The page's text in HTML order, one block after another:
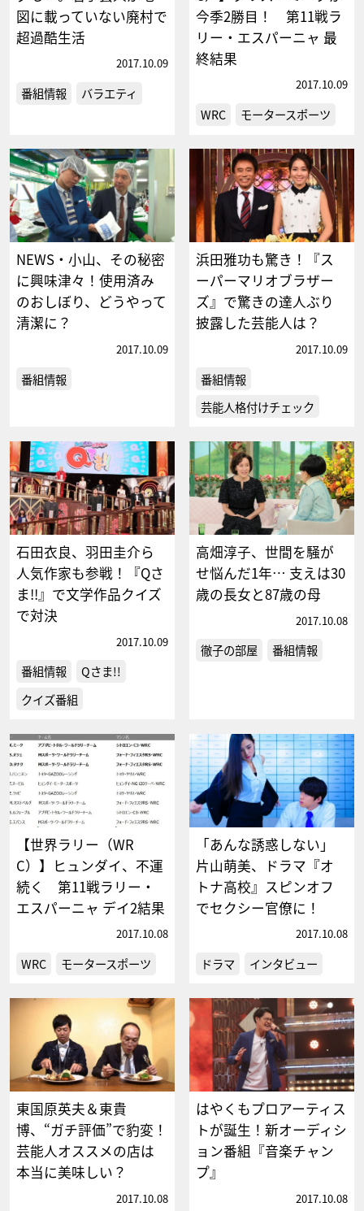
図に載っていない廃村で
超過酷生活
2017.10.09
番組情報 バラエティ
今季2勝目！ 第11戦ラ
リー・エスパーニャ 最
終結果
2017.10.09
WRC モータースポーツ
NEWS・小山、その秘密
に興味津々！使用済み
のおしぼり、どうやって
清潔に？
2017.10.09
番組情報
浜田雅功も驚き！『ス
ーパーマリオブラザー
ズ』で驚きの達人ぶり
披露した芸能人は？
2017.10.09
番組情報
芸能人格付けチェック
石田衣良、羽田圭介ら
人気作家も参戦！『Qさ
ま!!』で文学作品クイズ
で対決
2017.10.09
番組情報
Qさま!!
クイズ番組
高畑淳子、世間を騒が
せ悩んだ1年… 支えは30
歳の長女と87歳の母
2017.10.08
徹子の部屋 番組情報
【世界ラリー（WR
C）】ヒュンダイ、不運
続く 第11戦ラリー・
エスパーニャ デイ2結果
2017.10.08
WRC モータースポーツ
「あんな誘惑しない」
片山萌美、ドラマ『オ
トナ高校』スピンオフ
でセクシー官僚に！
2017.10.08
ドラマ インタビュー
東国原英夫＆東貴
博、“ガチ評価”で豹変！
芸能人オススメの店は
本当に美味しい？
2017.10.08
はやくもプロアーティス
トが誕生！新オーディシ
ョン番組『音楽チャン
プ』
2017.10.08